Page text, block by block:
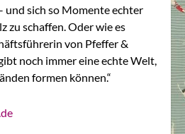
und sich so Momente echter
zu schaffen. Oder wie es
von Pfeffer &
noch immer eine echte Welt,
formen können.“